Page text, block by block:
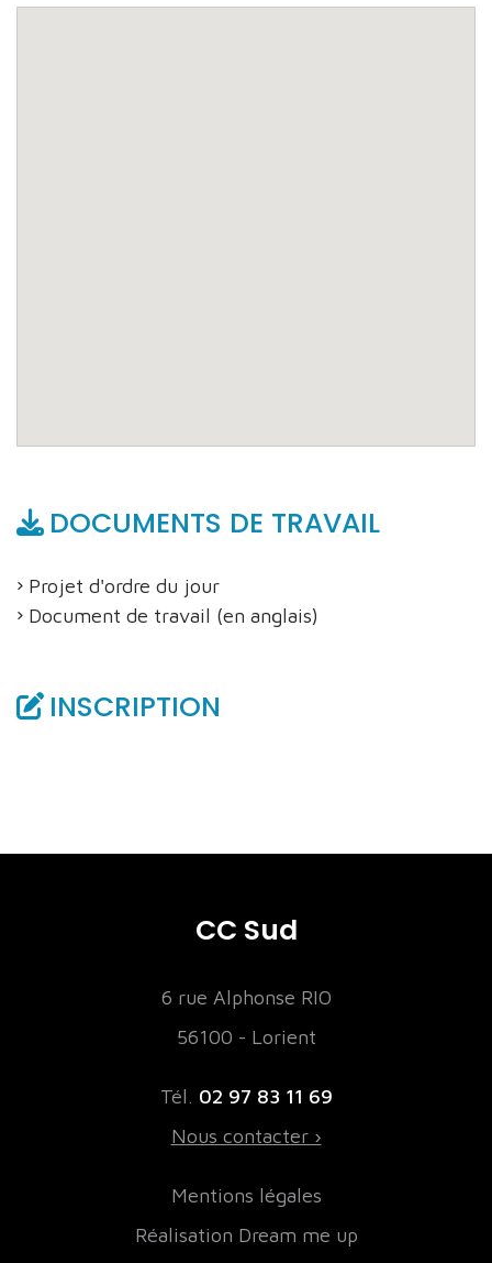
DOCUMENTS DE TRAVAIL
Projet d'ordre du jour
Document de travail (en anglais)
INSCRIPTION
CC Sud
6 rue Alphonse RIO
56100 - Lorient
Tél. 02 97 83 11 69
Nous contacter ›
Mentions légales
Réalisation Dream me up